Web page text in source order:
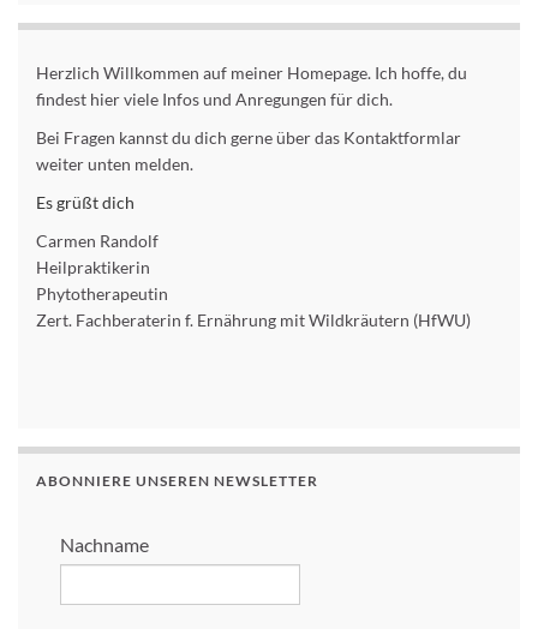
Herzlich Willkommen auf meiner Homepage. Ich hoffe, du
findest hier viele Infos und Anregungen für dich.
Bei Fragen kannst du dich gerne über das Kontaktformlar
weiter unten melden.
Es grüßt dich
Carmen Randolf
Heilpraktikerin
Phytotherapeutin
Zert. Fachberaterin f. Ernährung mit Wildkräutern (HfWU)
ABONNIERE UNSEREN NEWSLETTER
Nachname